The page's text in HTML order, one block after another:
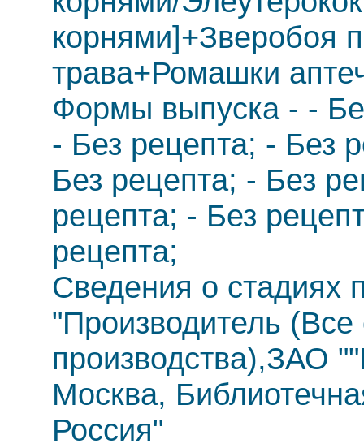
корнями]+Зверобоя
трава+Ромашки
Формы выпуска - -
- Без рецепта; - Без
Без рецепта; - Без
рецепта; - Без
рецепта;
Сведения о стадиях
"Производитель (Все
производства),ЗАО
Москва,
Россия"